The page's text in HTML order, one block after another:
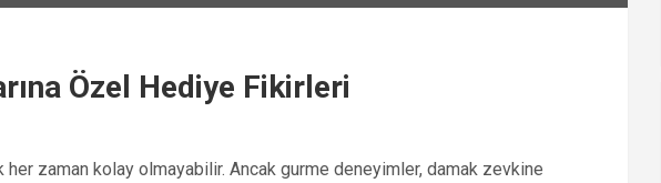
Özel Hediye Fikirleri
her zaman kolay olmayabilir. Ancak gurme deneyimler, damak zevkine